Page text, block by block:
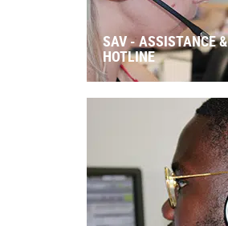
SAV - ASSISTANCE &
HOTLINE